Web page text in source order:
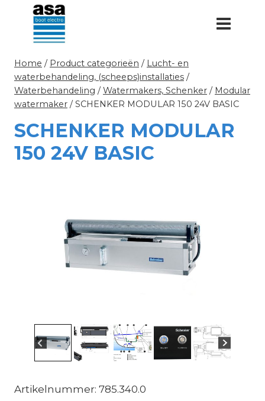
Doorgaan
inhoud
Home / Product categorieën / Lucht- en
waterbehandeling, (scheeps)installaties /
Waterbehandeling / Watermakers, Schenker / Modular
watermaker / SCHENKER MODULAR 150 24V BASIC
SCHENKER MODULAR
150 24V BASIC
Artikelnummer: 785.340.0